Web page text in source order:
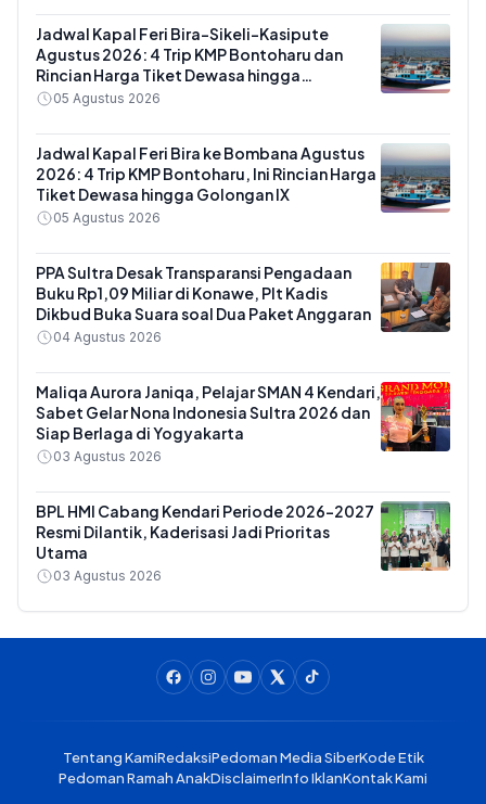
Jadwal Kapal Feri Bira-Sikeli-Kasipute
Agustus 2026: 4 Trip KMP Bontoharu dan
Rincian Harga Tiket Dewasa hingga
Kendaraan Golongan IX
05 Agustus 2026
Jadwal Kapal Feri Bira ke Bombana Agustus
2026: 4 Trip KMP Bontoharu, Ini Rincian Harga
Tiket Dewasa hingga Golongan IX
05 Agustus 2026
PPA Sultra Desak Transparansi Pengadaan
Buku Rp1,09 Miliar di Konawe, Plt Kadis
Dikbud Buka Suara soal Dua Paket Anggaran
04 Agustus 2026
Maliqa Aurora Janiqa, Pelajar SMAN 4 Kendari,
Sabet Gelar Nona Indonesia Sultra 2026 dan
Siap Berlaga di Yogyakarta
03 Agustus 2026
BPL HMI Cabang Kendari Periode 2026-2027
Resmi Dilantik, Kaderisasi Jadi Prioritas
Utama
03 Agustus 2026
Tentang KamiRedaksiPedoman Media SiberKode Etik
Pedoman Ramah AnakDisclaimerInfo IklanKontak Kami